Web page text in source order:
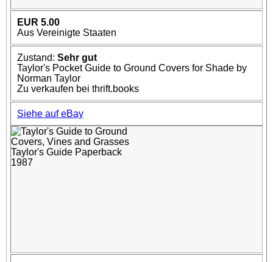
EUR 5.00
Aus Vereinigte Staaten
Zustand: Sehr gut
Taylor's Pocket Guide to Ground Covers for Shade by
Norman Taylor
Zu verkaufen bei thrift.books
Siehe auf eBay